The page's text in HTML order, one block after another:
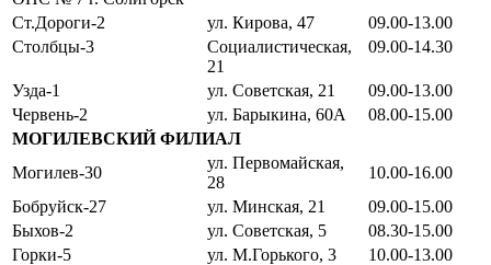
Ст.Дороги-2 ул. Кирова, 47
09.00-13.00
Столбцы-3
Социалистическая,
21
09.00-14.30
Узда-1 ул. Советская, 21
09.00-13.00
Червень-2
ул. Барыкина, 60А
08.00-15.00
МОГИЛЕВСКИЙ ФИЛИАЛ
Могилев-30
ул. Первомайская,
28
10.00-16.00
Бобруйск-27
ул. Минская, 21
09.00-15.00
Быхов-2
ул. Советская, 5
08.30-15.00
Горки-5
ул. М.Горького, 3
10.00-13.00